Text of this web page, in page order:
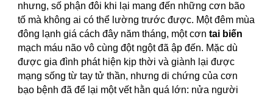
nhưng, số phận đôi khi lại mang đến những cơn bão
tố mà không ai có thể lường trước được. Một đêm mùa
đông lạnh giá cách đây năm tháng, một cơntai biến
mạch máu não vô cùng đột ngột đã ập đến. Mặc dù
được gia đình phát hiện kịp thời và giành lại được
mạng sống từ tay tử thần, nhưng di chứng của cơn
bạo bệnh đã để lại một vết hằn quá lớn: nửa người